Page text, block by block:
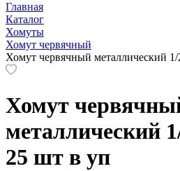
Главная
Каталог
Хомуты
Хомут червячный
Хомут червячный металлический
Хомут
металлический
25 шт в уп